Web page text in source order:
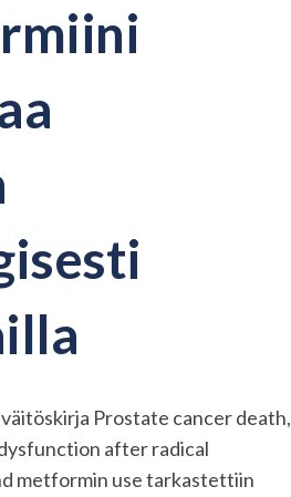
Prostate cancer death,
after radical
metformin use tarkastettiin